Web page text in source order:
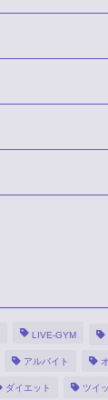
LIVE-GYM
アルバイト
ダイエット ツイ